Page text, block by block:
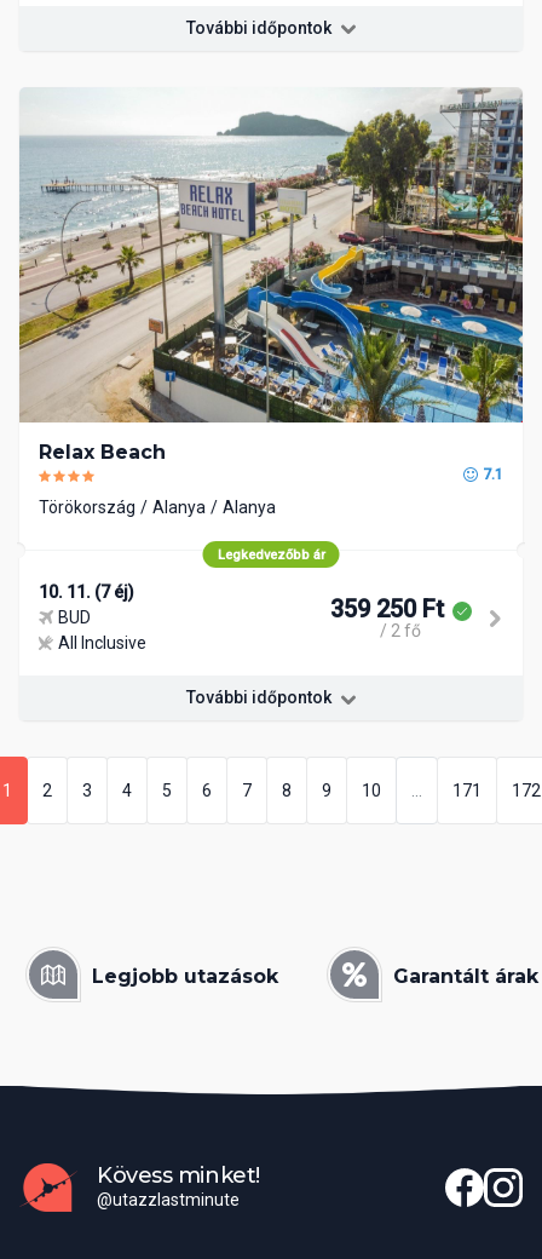
További időpontok
Relax Beach
7.1
Törökország Alanya Alanya
Legkedvezőbb ár
10. 11. (7 éj)
BUD
All Inclusive
359 250 Ft
/ 2 fő
További időpontok
1 2 3 4 5 6 7 8 9 10 171 172
Legjobb utazások Garantált árak
Kövess minket!
@utazzlastminute